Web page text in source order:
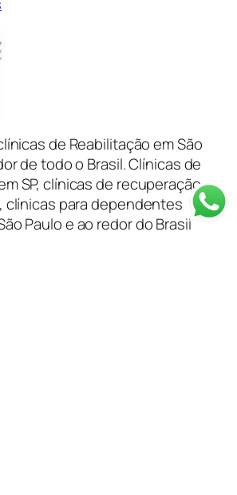
de Reabilitação em São
de todo o Brasil. Clínicas de
SP, clínicas de recuperação
clínicas para dependentes
Paulo e ao redor do Brasil